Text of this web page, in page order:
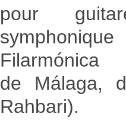
pour
Filarmónica
de Málaga,
Rahbari).